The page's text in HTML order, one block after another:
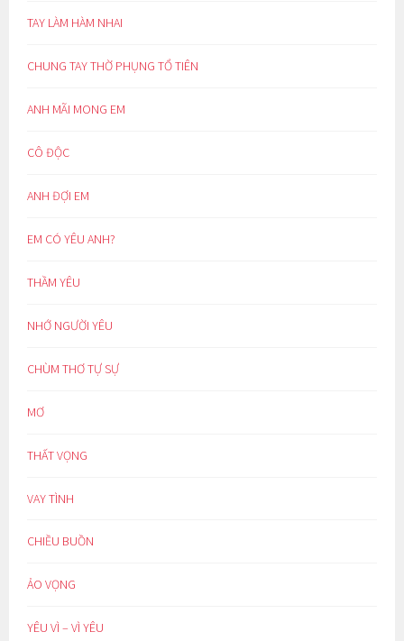
TAY LÀM HÀM NHAI
CHUNG TAY THỜ PHỤNG TỔ TIÊN
ANH MÃI MONG EM
CÔ ĐỘC
ANH ĐỢI EM
EM CÓ YÊU ANH?
THẦM YÊU
NHỚ NGƯỜI YÊU
CHÙM THƠ TỰ SỰ
MƠ
THẤT VỌNG
VAY TÌNH
CHIỀU BUỒN
ẢO VỌNG
YÊU VÌ – VÌ YÊU